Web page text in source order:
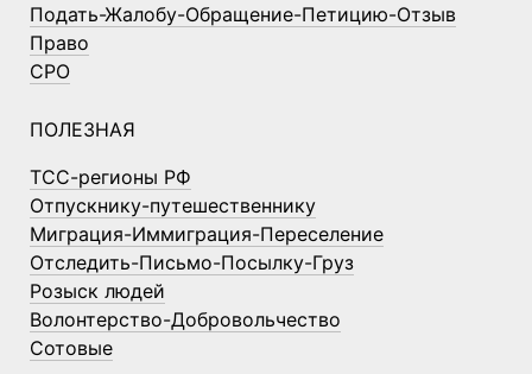
Подать-Жалобу-Обращение-Петицию-Отзыв
Право
СРО
ПОЛЕЗНАЯ
ТСС-регионы РФ
Отпускнику-путешественнику
Миграция-Иммиграция-Переселение
Отследить-Письмо-Посылку-Груз
Розыск людей
Волонтерство-Добровольчество
Сотовые